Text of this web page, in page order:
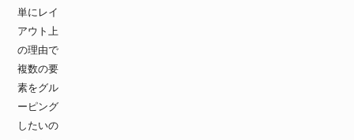
単にレイ
アウト上
の理由で
複数の要
素をグル
ーピング
したいの